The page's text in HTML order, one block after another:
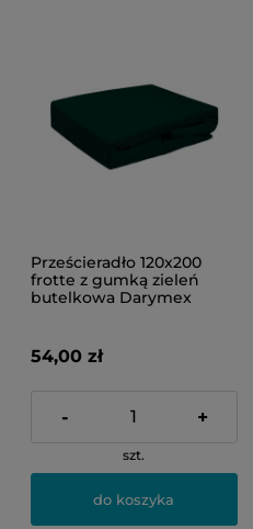
Prześcieradło 120x200
frotte z gumką zieleń
butelkowa Darymex
54,00 zł
- +
szt.
do koszyka